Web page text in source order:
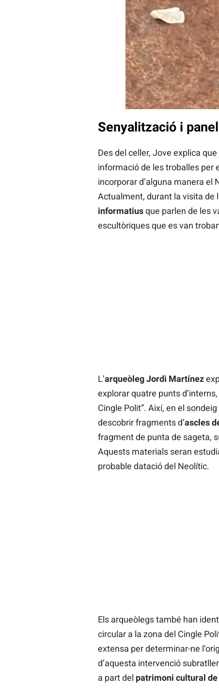
Senyalització i
Des del celler, Jove explica
informació de les troballes per
incorporar d’alguna manera el
Actualment, durant la visita de
informatiusque parlen de les
escultòriques que es van
L’arqueòleg Jordi Martínez
explorar quatre punts
Cingle Polit”. Així, en el
descobrir fragments d’ascles
fragment de punta de sageta,
Aquests materials seran
probable datació del Neolític.
Els arqueòlegs també han
circular a la zona del Cingle
extensa per determinar-ne
d’aquesta intervenció
a part del patrimoni cultural de